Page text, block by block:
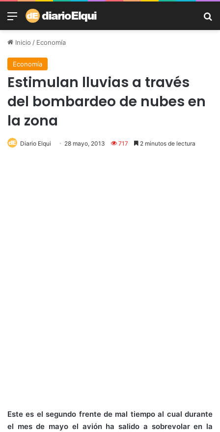
Menú
Inicio / Economía
Economía
Estimulan lluvias a través
del bombardeo de nubes en
la zona
Diario Elqui 28 mayo, 2013 717 2 minutos de lectura
Este es el segundo frente de mal tiempo al cual durante
el mes de mayo el avión ha salido a sobrevolar en la